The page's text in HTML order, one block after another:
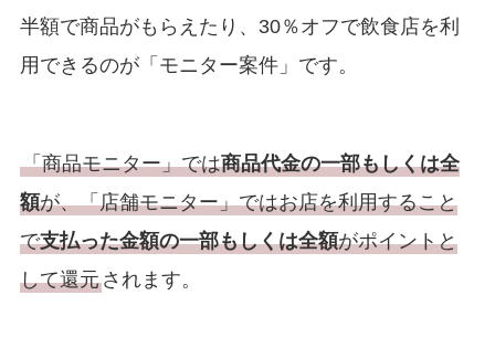
半額で商品がもらえたり、30％オフで飲食店を利
用できるのが「モニター案件」です。
「商品モニター」では商品代金の一部もしくは全
額が、「店舗モニター」ではお店を利用すること
で支払った金額の一部もしくは全額がポイントと
して還元されます。